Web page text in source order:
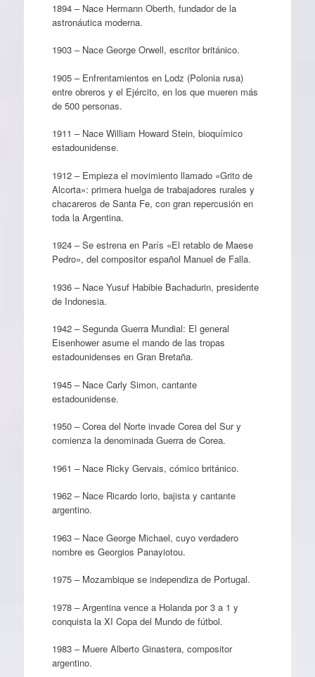
1894 – Nace Hermann Oberth, fundador de la
astronáutica moderna.
1903 – Nace George Orwell, escritor británico.
1905 – Enfrentamientos en Lodz (Polonia rusa)
entre obreros y el Ejército, en los que mueren más
de 500 personas.
1911 – Nace William Howard Stein, bioquímico
estadounidense.
1912 – Empieza el movimiento llamado «Grito de
Alcorta»: primera huelga de trabajadores rurales y
chacareros de Santa Fe, con gran repercusión en
toda la Argentina.
1924 – Se estrena en París «El retablo de Maese
Pedro», del compositor español Manuel de Falla.
1936 – Nace Yusuf Habibie Bachadurin, presidente
de Indonesia.
1942 – Segunda Guerra Mundial: El general
Eisenhower asume el mando de las tropas
estadounidenses en Gran Bretaña.
1945 – Nace Carly Simon, cantante
estadounidense.
1950 – Corea del Norte invade Corea del Sur y
comienza la denominada Guerra de Corea.
1961 – Nace Ricky Gervais, cómico británico.
1962 – Nace Ricardo Iorio, bajista y cantante
argentino.
1963 – Nace George Michael, cuyo verdadero
nombre es Georgios Panayiotou.
1975 – Mozambique se independiza de Portugal.
1978 – Argentina vence a Holanda por 3 a 1 y
conquista la XI Copa del Mundo de fútbol.
1983 – Muere Alberto Ginastera, compositor
argentino.